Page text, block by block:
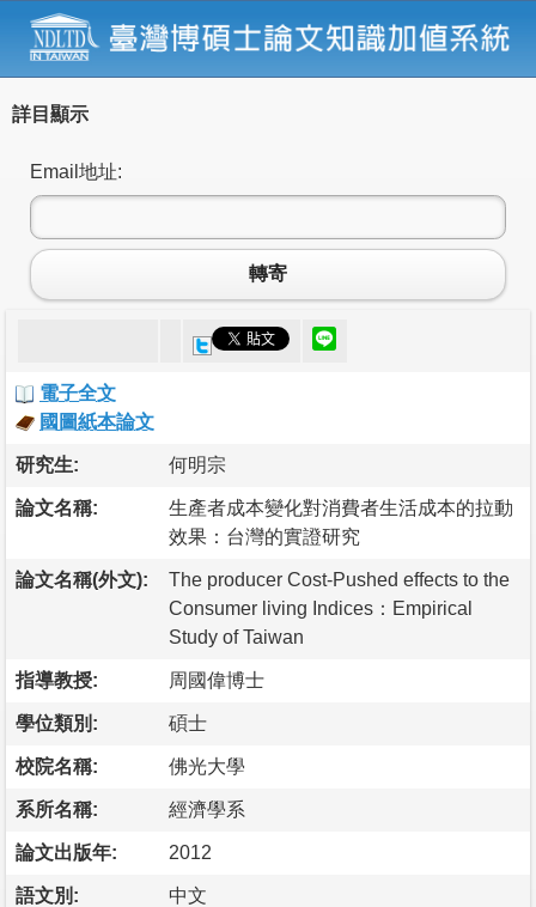
詳目顯示
Email地址:
轉寄
電子全文
國圖紙本論文
研究生: 何明宗
論文名稱:
生產者成本變化對消費者生活成本的拉動
效果：台灣的實證研究
論文名稱(外文):
The producer Cost-Pushed effects to the
Consumer living Indices：Empirical
Study of Taiwan
指導教授: 周國偉博士
學位類別: 碩士
校院名稱: 佛光大學
系所名稱: 經濟學系
論文出版年: 2012
語文別: 中文